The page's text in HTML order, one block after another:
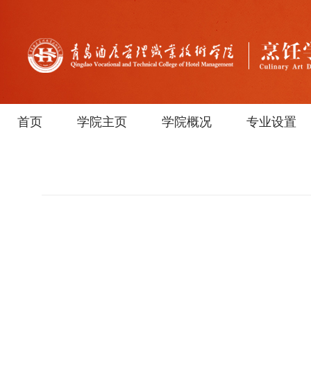
首页 学院主页 学院概况 专业设置